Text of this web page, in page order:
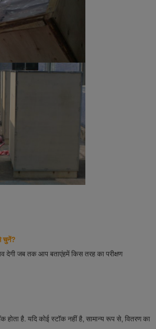
चुनें?
देगी जब तक आप बताएंहमें किस तरह का परीक्षण
होता है. यदि कोई स्टॉक नहीं है, सामान्य रूप से, वितरण का